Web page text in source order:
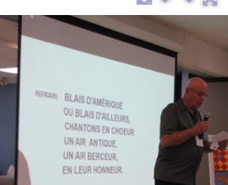
Members
Genealogy
Shop
Souvenirs▼